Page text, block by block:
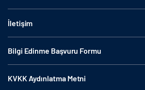
İletişim
Bilgi Edinme Başvuru Formu
KVKK Aydınlatma Metni